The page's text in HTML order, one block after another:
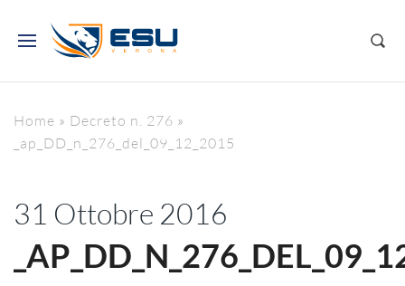
Home » Decreto n. 276 »
_ap_DD_n_276_del_09_12_2015
31 Ottobre 2016